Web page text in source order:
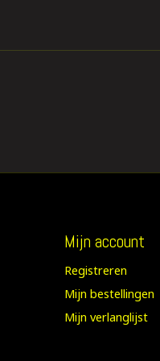
Mijn account
Registreren
Mijn bestellingen
Mijn verlanglijst